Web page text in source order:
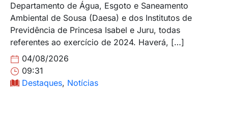
Departamento de Água, Esgoto e Saneamento
Ambiental de Sousa (Daesa) e dos Institutos de
Previdência de Princesa Isabel e Juru, todas
referentes ao exercício de 2024. Haverá, […]
04/08/2026
09:31
Destaques, Notícias